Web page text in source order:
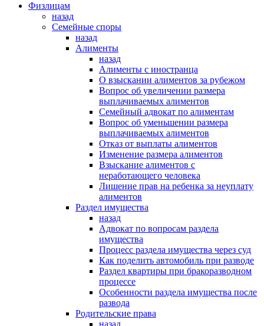
Физлицам
назад
Семейные споры
назад
Алименты
назад
Алименты с иностранца
О взыскании алиментов за рубежом
Вопрос об увеличении размера
выплачиваемых алиментов
Семейный адвокат по алиментам
Вопрос об уменьшении размера
выплачиваемых алиментов
Отказ от выплаты алиментов
Изменение размера алиментов
Взыскание алиментов с
неработающего человека
Лишение прав на ребенка за неуплату
алиментов
Раздел имущества
назад
Адвокат по вопросам раздела
имущества
Процесс раздела имущества через суд
Как поделить автомобиль при разводе
Раздел квартиры при бракоразводном
процессе
Особенности раздела имущества после
развода
Родительские права
назад